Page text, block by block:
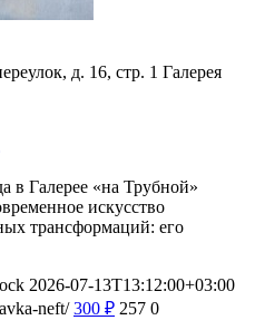
д. 16, стр. 1 Галерея
в Галерее «на Трубной»
искусство
трансформаций: его
2026-07-13T13:12:00+03:00
neft/ 300 ₽ 257 0